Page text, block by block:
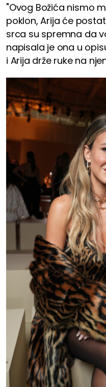
"Ovog Božića nismo
poklon, Arija će
srca su spremna da
napisala je ona u
i Arija drže ruke na